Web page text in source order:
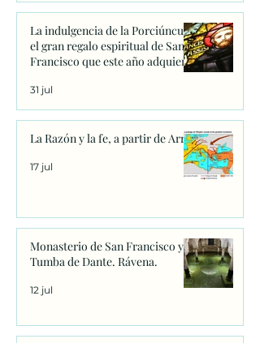
La indulgencia de la Porciúncula:
el gran regalo espiritual de San
Francisco que este año adquiere
31 jul
La Razón y la fe, a partir de Arrio
17 jul
Monasterio de San Francisco y
Tumba de Dante. Rávena.
12 jul